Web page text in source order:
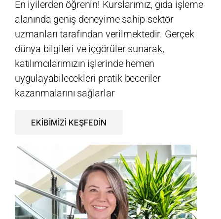
En iyilerden öğrenin! Kurslarımız, gıda işleme
alanında geniş deneyime sahip sektör
uzmanları tarafından verilmektedir. Gerçek
dünya bilgileri ve içgörüler sunarak,
katılımcılarımızın işlerinde hemen
uygulayabilecekleri pratik beceriler
kazanmalarını sağlarlar
EKİBİMİZİ KEŞFEDİN